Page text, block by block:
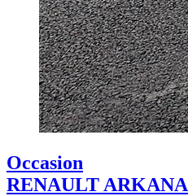
Occasion
RENAULT ARKANA